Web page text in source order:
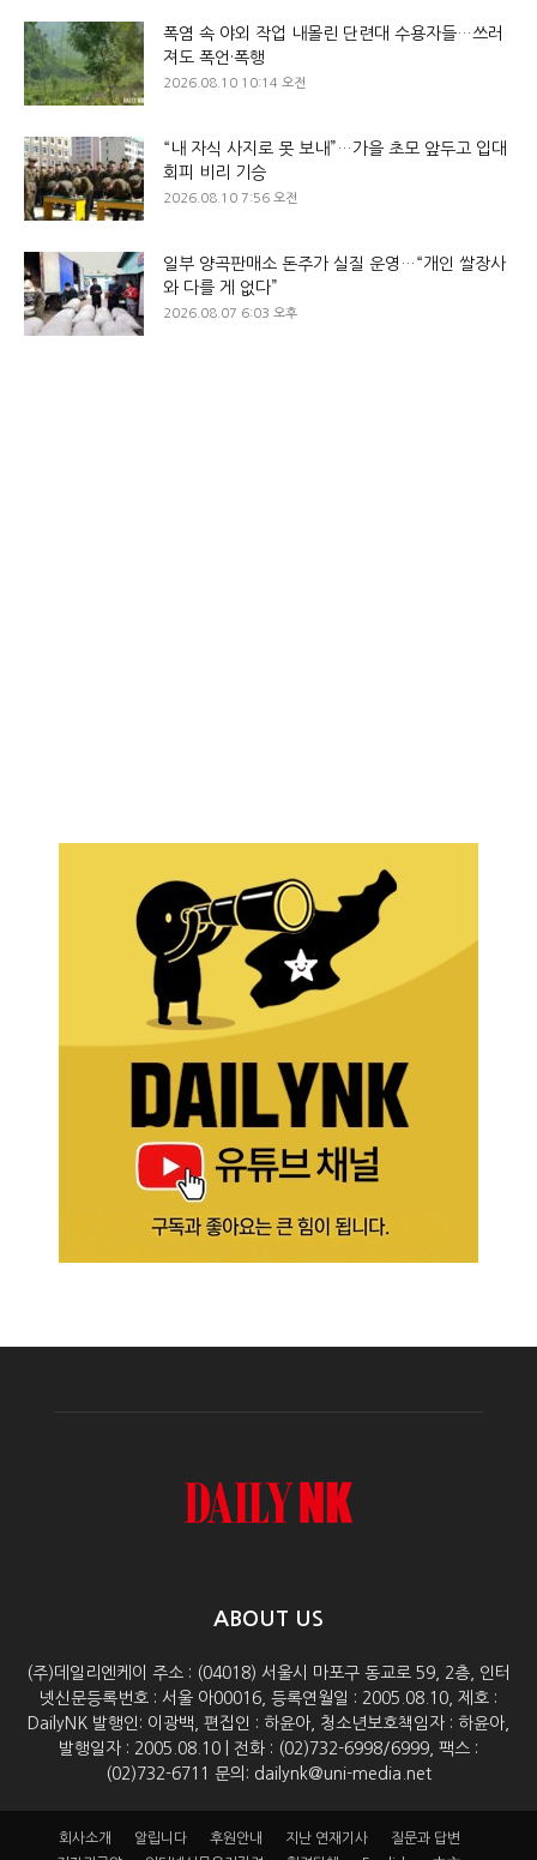
폭염 속 야외 작업 내몰린 단련대 수용자들…쓰러
져도 폭언·폭행
2026.08.10 10:14 오전
“내 자식 사지로 못 보내”…가을 초모 앞두고 입대
회피 비리 기승
2026.08.10 7:56 오전
일부 양곡판매소 돈주가 실질 운영…“개인 쌀장사
와 다를 게 없다”
2026.08.07 6:03 오후
ABOUT US
(주)데일리엔케이 주소 : (04018) 서울시 마포구 동교로 59, 2층, 인터
넷신문등록번호 : 서울 아00016, 등록연월일 : 2005.08.10, 제호 :
DailyNK 발행인: 이광백, 편집인 : 하윤아, 청소년보호책임자 : 하윤아,
발행일자 : 2005.08.10 | 전화 : (02)732-6998/6999, 팩스 :
(02)732-6711 문의: dailynk@uni-media.net
회사소개 알립니다 후원안내 지난 연재기사
질문과 답변